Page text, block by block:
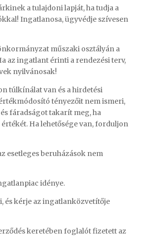
a tulajdoni lapját, ha tudja a
Ingatlanosa, ügyvédje szívesen
műszaki osztályán a
az ingatlant érinti a rendezési terv,
nyilvánosak!
túlkínálat van és a hirdetési
tényezőit nem ismeri,
fáradságot takarít meg, ha
Ha lehetősége van, forduljon
esetleges beruházások nem
idénye.
és kérje az ingatlanközvetítője
keretében foglalót fizetett az